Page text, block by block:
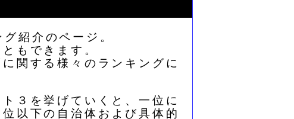
紹介のページ。
もできます。
関する様々のランキングに
３を挙げていくと、一位に
以下の自治体および具体的